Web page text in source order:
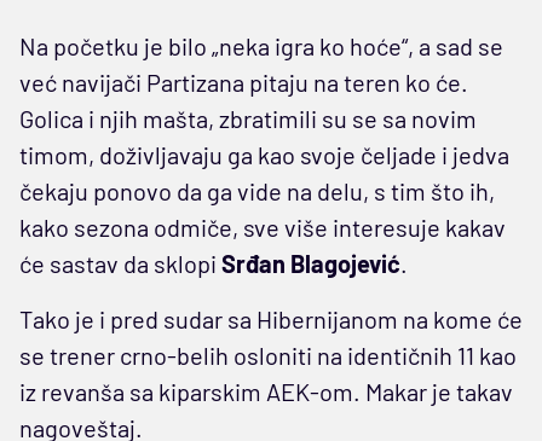
Na početku je bilo „neka igra ko hoće“, a sad se
već navijači Partizana pitaju na teren ko će.
Golica i njih mašta, zbratimili su se sa novim
timom, doživljavaju ga kao svoje čeljade i jedva
čekaju ponovo da ga vide na delu, s tim što ih,
kako sezona odmiče, sve više interesuje kakav
će sastav da sklopi Srđan Blagojević.
Tako je i pred sudar sa Hibernijanom na kome će
se trener crno-belih osloniti na identičnih 11 kao
iz revanša sa kiparskim AEK-om. Makar je takav
nagoveštaj.